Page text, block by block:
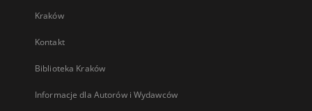
Kraków
Kontakt
Biblioteka Kraków
Informacje dla Autorów i Wydawców